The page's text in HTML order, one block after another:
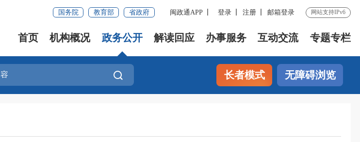
国务院 教育部 省政府 闽政通APP 登录 注册 邮箱登录 网站支持IPv6
首页 机构概况 政务公开 解读回应 办事服务 互动交流 专题专栏
长者模式 无障碍浏览